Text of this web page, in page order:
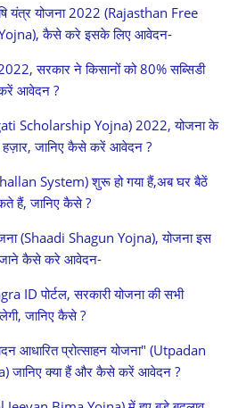
यंत्र योजना 2022 (Rajasthan Free
कैसे करे इसके लिए आवेदन-
सरकार ने किसानों को 80% सब्सिडी
आवेदन ?
Scholarship Yojna) 2022, योजना के
जानिए कैसे करें आवेदन ?
System) शुरू हो गया हैं,अब घर बैठें
हैं, जानिए कैसे ?
(Shaadi Shagun Yojna), योजना इस
कैसे करे आवेदन-
ID पोर्टल, सरकारी योजना की सभी
जानिए कैसे ?
आधारित प्रोत्साहन योजना" (Utpadan
जानिए क्या हैं और कैसे करें आवेदन ?